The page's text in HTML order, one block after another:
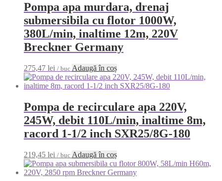
Pompa apa murdara, drenaj
submersibila cu flotor 1000W,
380L/min, inaltime 12m, 220V
Breckner Germany
275,47 lei / buc Adaugă în coș
Pompa de recirculare apa 220V,
245W, debit 110L/min, inaltime 8m,
racord 1-1/2 inch SXR25/8G-180
219,45 lei / buc Adaugă în coș